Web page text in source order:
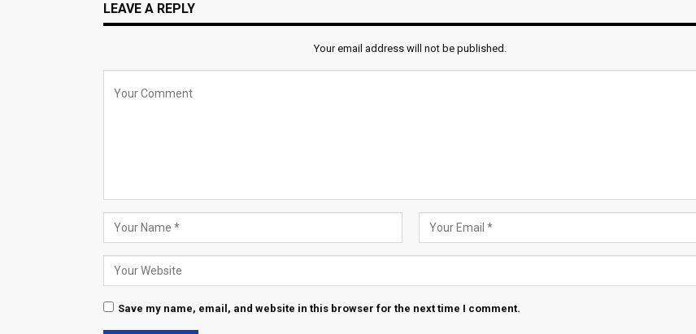
LEAVE A REPLY
Your email address will not be published.
Save my name, email, and website in this browser for the next time I comment.